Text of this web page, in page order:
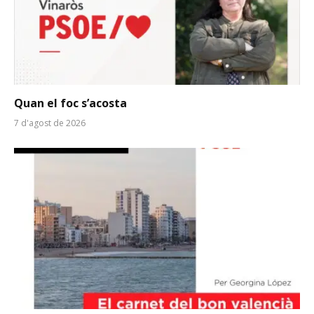
Quan el foc s’acosta
7 d'agost de 2026